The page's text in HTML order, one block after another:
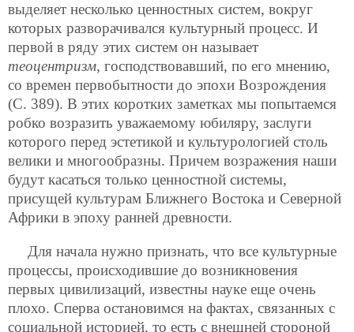
выделяет несколько ценностных систем, вокруг
которых разворачивался культурный процесс. И
первой в ряду этих систем он называет
теоцентризм, господствовавший, по его мнению,
со времен первобытности до эпохи Возрождения
(С. 389). В этих коротких заметках мы попытаемся
робко возразить уважаемому юбиляру, заслуги
которого перед эстетикой и культурологией столь
велики и многообразны. Причем возражения наши
будут касаться только ценностной системы,
присущей культурам Ближнего Востока и Северной
Африки в эпоху ранней древности.
Для начала нужно признать, что все культурные
процессы, происходившие до возникновения
первых цивилизаций, известны науке еще очень
плохо. Сперва остановимся на фактах, связанных с
социальной историей, то есть с внешней стороной